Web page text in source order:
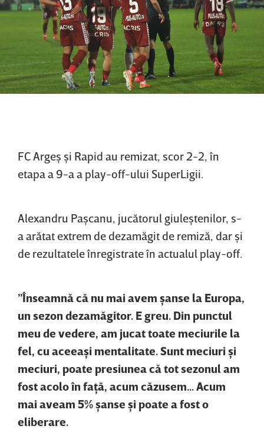
FC Argeş şi Rapid au remizat, scor 2-2, în
etapa a 9-a a play-off-ului SuperLigii.
Alexandru Paşcanu, jucătorul giuleştenilor, s-
a arătat extrem de dezamăgit de remiză, dar şi
de rezultatele înregistrate în actualul play-off.
”Înseamnă că nu mai avem şanse la Europa,
un sezon dezamăgitor. E greu. Din punctul
meu de vedere, am jucat toate meciurile la
fel, cu aceeaşi mentalitate. Sunt meciuri şi
meciuri, poate presiunea că tot sezonul am
fost acolo în faţă, acum căzusem... Acum
mai aveam 5% şanse şi poate a fost o
eliberare.